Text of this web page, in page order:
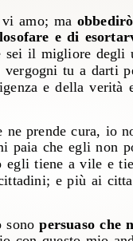
amo; ma
e di
il migliore
tu a darti
e della verità
prende cura, io
che egli non
egli tiene a vile e
e più ai
sonopersuaso che